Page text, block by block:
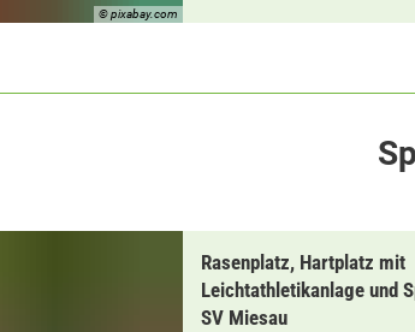
© pixabay.com
Rasenplatz, Hartplatz mit
Leichtathletikanlage und
SV Miesau